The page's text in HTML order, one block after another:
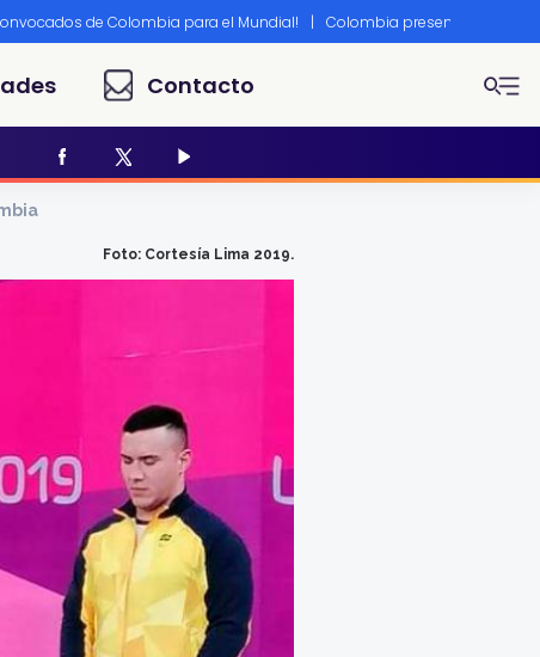
de Colombia para el Mundial! | Colombia presente en
Contacto
Foto: Cortesía Lima 2019.